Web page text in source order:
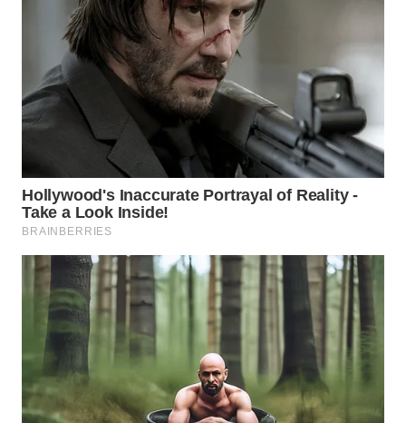
WN
PURWAKARTA
WN
PRIANGAN
WN
SEMARANG
WN
SOLO
WN
BOROBUDUR
WN
MADURA